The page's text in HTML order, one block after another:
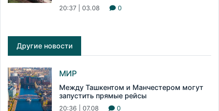
20:37 | 03.08 0
Другие новости
МИР
Между Ташкентом и Манчестером могут
запустить прямые рейсы
20:36 | 07.08 0